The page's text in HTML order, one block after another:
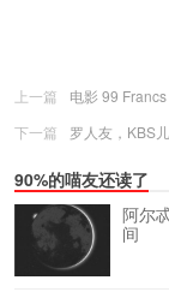
上一篇
电影 99
下一篇
罗人友，KBS
90%的喵友还读了
阿尔
间